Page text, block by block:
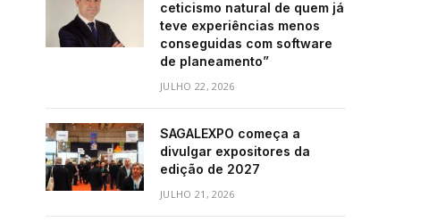
ceticismo natural de quem já
teve experiências menos
conseguidas com software
de planeamento”
JULHO 22, 2026
SAGALEXPO começa a
divulgar expositores da
edição de 2027
JULHO 21, 2026